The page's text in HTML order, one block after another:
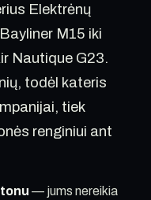
Elektrėnų
M15 iki
Nautique G23.
todėl kateris
tiek
renginiui ant
— jums nereikia